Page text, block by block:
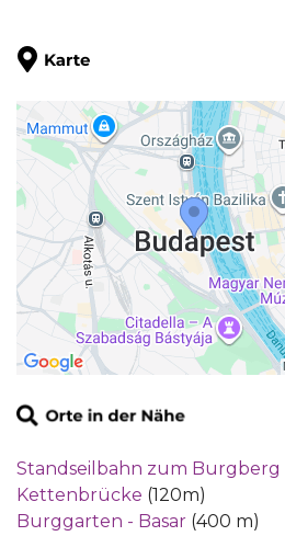
Standseilbahn zum Burgberg
Kettenbrücke (120m)
Burggarten - Basar (400 m)